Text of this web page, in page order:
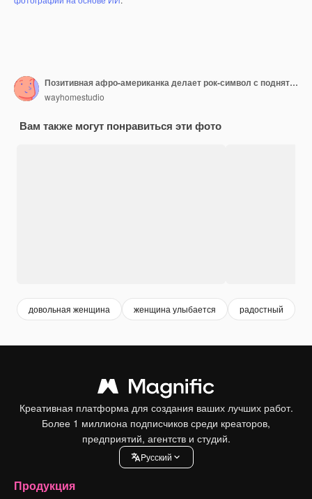
Позитивная афро-американка делает рок-символ с поднятыми руками, радостно восклицает, говорит, что давайте качаем мой мир, наслаждается милым мероприятием, посвященным хэви-металу, носит повседневную ветровку, позирует в одиночестве
wayhomestudio
Вам также могут понравиться эти фото
довольная женщина женщина улыбается радостный
Креативная платформа для создания ваших лучших работ.
Более 1 миллиона подписчиков среди креаторов,
предприятий, агентств и студий.
Pусский
Продукция